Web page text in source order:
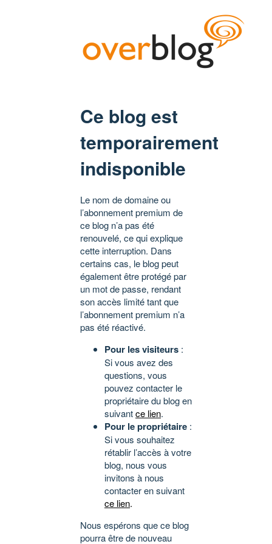
Ce blog est
temporairement
indisponible
Le nom de domaine ou
l’abonnement premium de
ce blog n’a pas été
renouvelé, ce qui explique
cette interruption. Dans
certains cas, le blog peut
également être protégé par
un mot de passe, rendant
son accès limité tant que
l’abonnement premium n’a
pas été réactivé.
Pour les visiteurs :
Si vous avez des
questions, vous
pouvez contacter le
propriétaire du blog en
suivantce lien.
Pour le propriétaire :
Si vous souhaitez
rétablir l’accès à votre
blog, nous vous
invitons à nous
contacter en suivant
ce lien.
Nous espérons que ce blog
pourra être de nouveau